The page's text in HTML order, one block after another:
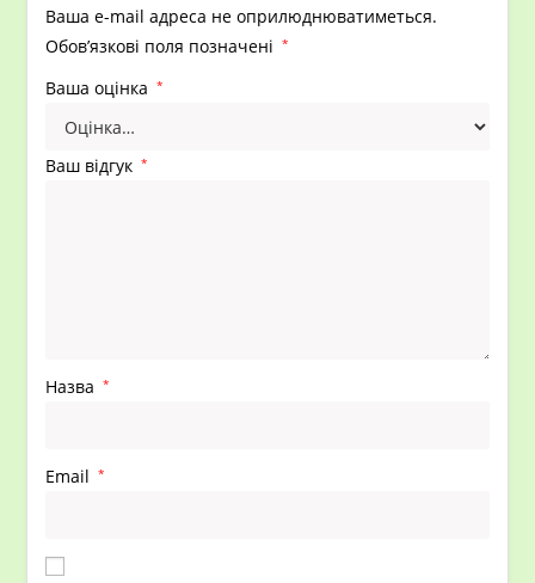
Ваша e-mail адреса не оприлюднюватиметься.
Обов’язкові поля позначені
*
Ваша оцінка *
Ваш відгук *
Назва *
Email *